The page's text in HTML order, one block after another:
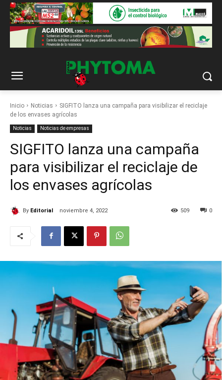
Inicio Noticias
SIGFITO lanza una campaña para visibilizar el reciclaje
de los envases agrícolas
Noticias Noticias de empresas
SIGFITO lanza una campaña
para visibilizar el reciclaje de
los envases agrícolas
By Editorial noviembre 4, 2022 0
509